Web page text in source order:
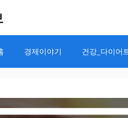
경제이야기 건강_다이어